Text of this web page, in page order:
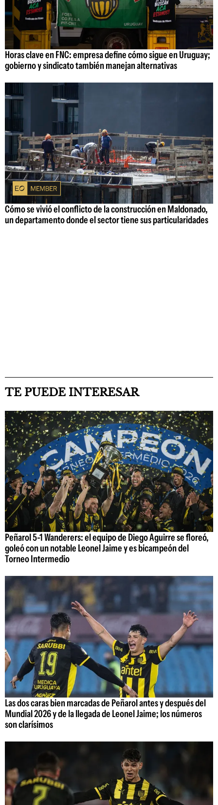
Horas clave en FNC: empresa define cómo sigue en Uruguay;
gobierno y sindicato también manejan alternativas
Cómo se vivió el conflicto de la construcción en Maldonado,
un departamento donde el sector tiene sus particularidades
TE PUEDE INTERESAR
Peñarol 5-1 Wanderers: el equipo de Diego Aguirre se floreó,
goleó con un notable Leonel Jaime y es bicampeón del
Torneo Intermedio
Las dos caras bien marcadas de Peñarol antes y después del
Mundial 2026 y de la llegada de Leonel Jaime; los números
son clarísimos